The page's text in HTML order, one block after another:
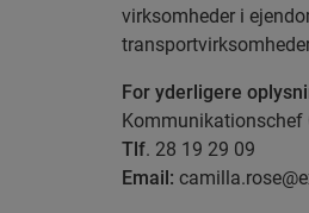
virksomheder i
For yderligere
Kommunikationschef
Tlf. 28 19 29 09
Email: